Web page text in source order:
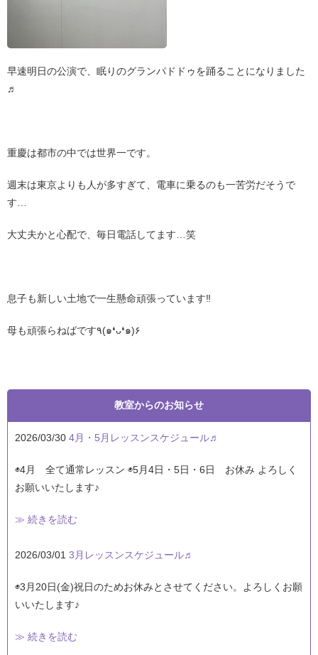
早速明日の公演で、眠りのグランパドドゥを踊ることになりました
♬
重慶は都市の中では世界一です。
週末は東京よりも人が多すぎて、電車に乗るのも一苦労だそうで
す…
大丈夫かと心配で、毎日電話してます…笑
息子も新しい土地で一生懸命頑張っています‼︎
母も頑張らねばです٩(๑❛ᴗ❛๑)۶
教室からのお知らせ
2026/03/30 4月・5月レッスンスケジュール♬
◉4月 全て通常レッスン ◉5月4日・5日・6日 お休み よろしく
お願いいたします♪
≫ 続きを読む
2026/03/01 3月レッスンスケジュール♬
◉3月20日(金)祝日のためお休みとさせてください。よろしくお願
いいたします♪
≫ 続きを読む